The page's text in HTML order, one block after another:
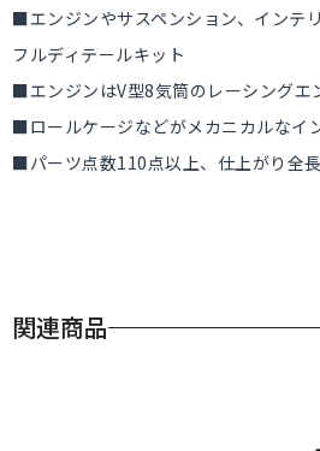
■エンジンやサスペンション、インテ
フルディテールキット
■エンジンはV型8気筒のレーシングエ
■ロールケージなどがメカニカルなイ
■パーツ点数110点以上、仕上がり全
関連商品